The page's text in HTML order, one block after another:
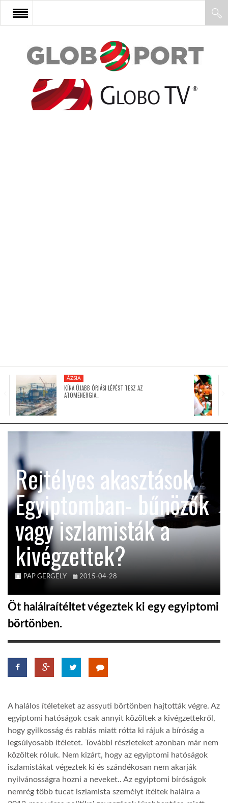
FŐOLDAL
AFRIKA
GLOBOTV BP
TROPICALMAGAZIN
GLOBOTV
AFRIKA TUDÁSTÁR
A NAP SZÉPE
LINKTR.EE
GLOBOZSARU
LATIMO.HU
GLOBOBOOK
ÁZSIA
KÍNA ÚJABB ÓRIÁSI LÉPÉST TESZ AZ
ATOMENERGIA…
Rejtélyes akasztások
Egyiptomban- bűnözők
vagy iszlamisták a
kivégzettek?
PAP GERGELY 2015-04-28
Öt halálraítéltet végeztek ki egy egyiptomi
börtönben.
A halálos ítéleteket az assyuti börtönben hajtották végre. Az
egyiptomi hatóságok csak annyit közöltek a kivégzettekről,
hogy gyilkosság és rablás miatt rótta ki rájuk a bíróság a
legsúlyosabb ítéletet. További részleteket azonban már nem
közöltek róluk. Nem kizárt, hogy az egyiptomi hatóságok
iszlamistákat végeztek ki és szándékosan nem akarják
nyilvánosságra hozni a neveket.. Az egyiptomi bíróságok
nemrég több tucat iszlamista személyt ítéltek halálra a